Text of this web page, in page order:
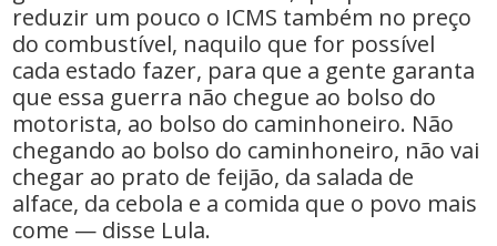
reduzir um pouco o ICMS também no preço
do combustível, naquilo que for possível
cada estado fazer, para que a gente garanta
que essa guerra não chegue ao bolso do
motorista, ao bolso do caminhoneiro. Não
chegando ao bolso do caminhoneiro, não vai
chegar ao prato de feijão, da salada de
alface, da cebola e a comida que o povo mais
come — disse Lula.